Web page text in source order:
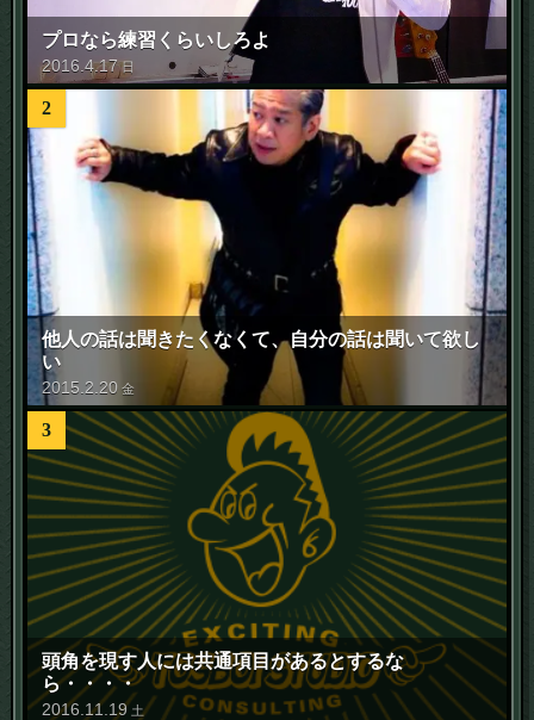
プロなら練習くらいしろよ
2016 .4.17 日
2
他人の話は聞きたくなくて、自分の話は聞いて欲し
い
2015 2 20 金
3
頭角を現す人には共通項目があるとするな
ら・・・・
2016 11 19 土